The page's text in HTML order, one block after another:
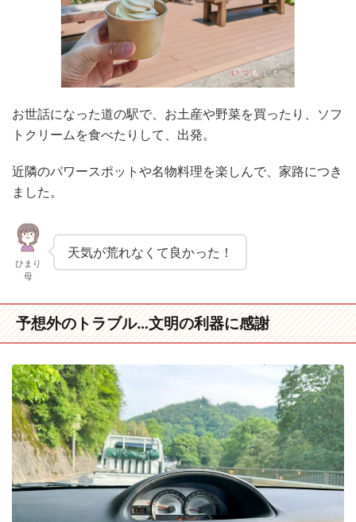
お世話になった道の駅で、お土産や野菜を買ったり、ソフ
トクリームを食べたりして、出発。
近隣のパワースポットや名物料理を楽しんで、家路につき
ました。
ひまり
母
天気が荒れなくて良かった！
予想外のトラブル…文明の利器に感謝